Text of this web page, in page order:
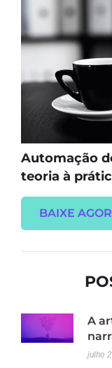
Automação
teoria à
BAIXE
A
julho